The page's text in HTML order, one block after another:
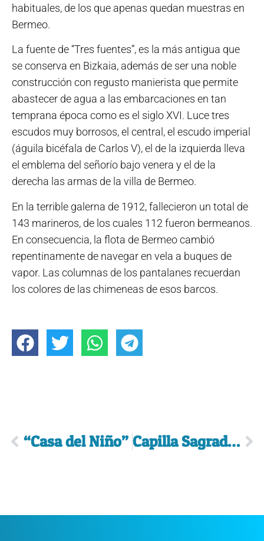
habituales, de los que apenas quedan muestras en
Bermeo.
La fuente de “Tres fuentes”, es la más antigua que
se conserva en Bizkaia, además de ser una noble
construcción con regusto manierista que permite
abastecer de agua a las embarcaciones en tan
temprana época como es el siglo XVI. Luce tres
escudos muy borrosos, el central, el escudo imperial
(águila bicéfala de Carlos V), el de la izquierda lleva
el emblema del señorío bajo venera y el de la
derecha las armas de la villa de Bermeo.
En la terrible galerna de 1912, fallecieron un total de
143 marineros, de los cuales 112 fueron bermeanos.
En consecuencia, la flota de Bermeo cambió
repentinamente de navegar en vela a buques de
vapor. Las columnas de los pantalanes recuerdan
los colores de las chimeneas de esos barcos.
“Casa del Niño” Capilla Sagrado Corazón